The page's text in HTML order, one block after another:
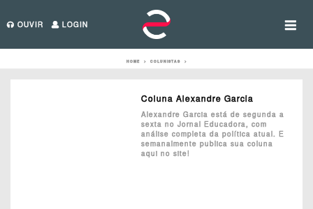
OUVIR LOGIN
HOME > COLUNISTAS >
Coluna Alexandre Garcia
Alexandre Garcia está de segunda a
sexta no Jornal Educadora, com
análise completa da política atual. E
semanalmente publica sua coluna
aqui no site!